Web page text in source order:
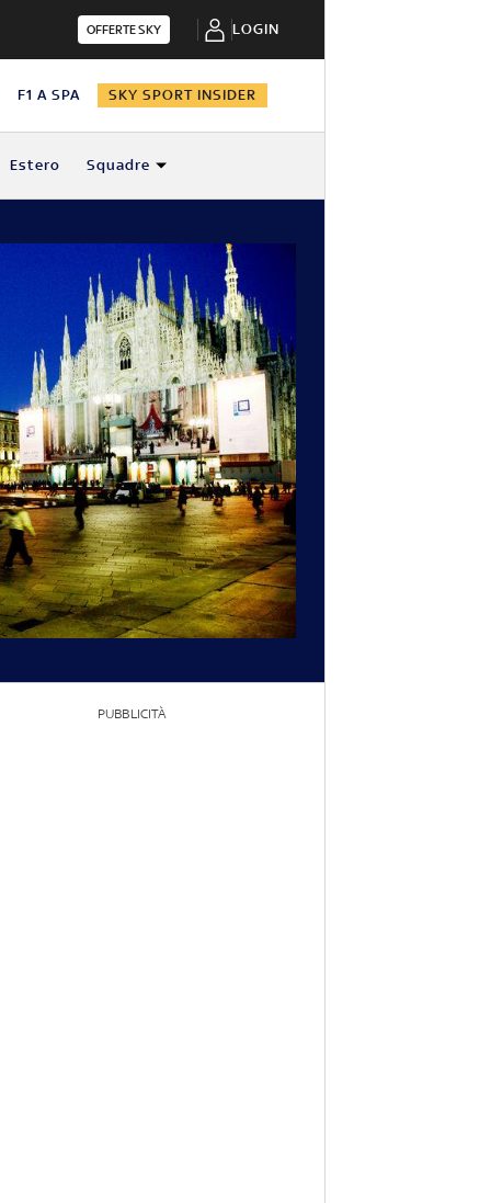
OFFERTE SKY LOGIN
F1 A SPA SKY SPORT INSIDER
Estero Squadre
PUBBLICITÀ